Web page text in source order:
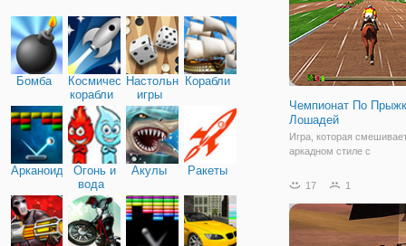
Бомба
Космические
корабли
Настольные
игры
Корабли
Арканоид
Огонь и
вода
Акулы Ракеты
Чемпионат По
Лошадей
Игра, которая
аркадном стиле с
Игра приносит опыт и
окружающей среды.
купить лошадей,
свои собственные
17 1